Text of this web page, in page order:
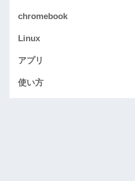
chromebook
Linux
アプリ
使い方